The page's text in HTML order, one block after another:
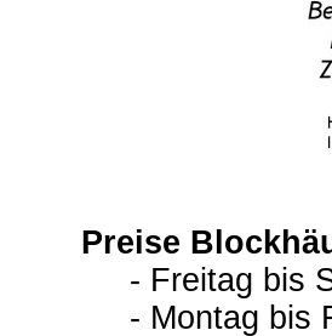
Preise
- Freitag bis
- Montag bis